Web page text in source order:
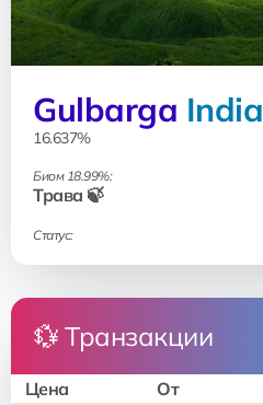
Gulbarga India
16.637%
Биом 18.99%:
Трава 🍃
Статус:
💱 Транзакции
Цена От